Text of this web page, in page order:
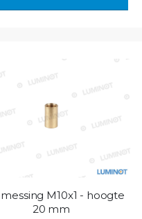
M10x1 - hoogte
20 mm